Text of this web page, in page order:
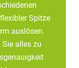
Spitze
auslösen.
Sie alles zu